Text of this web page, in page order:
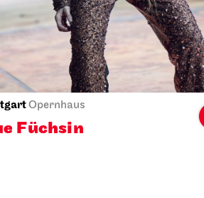
Opernhaus
Füchsin
Schauspielhaus
Lesung
das Gift
29.09.2026